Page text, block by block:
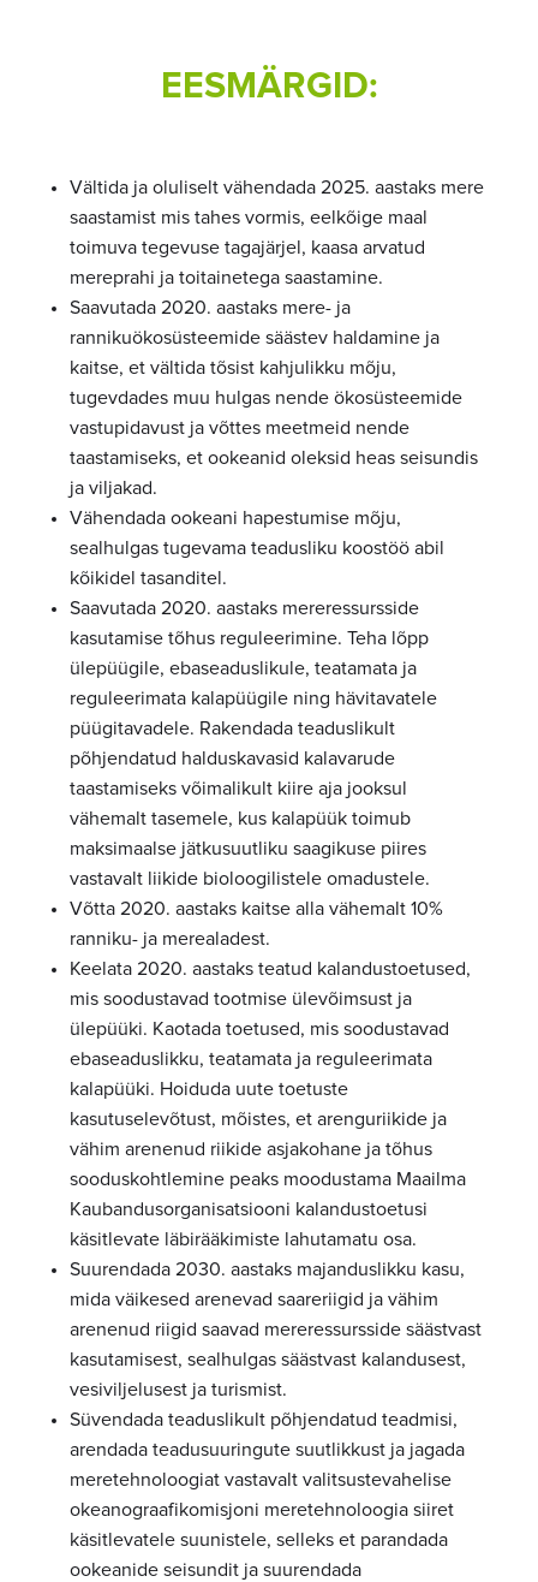
EESMÄRGID:
Vältida ja oluliselt vähendada 2025. aastaks mere
saastamist mis tahes vormis, eelkõige maal
toimuva tegevuse tagajärjel, kaasa arvatud
mereprahi ja toitainetega saastamine.
Saavutada 2020. aastaks mere- ja
rannikuökosüsteemide säästev haldamine ja
kaitse, et vältida tõsist kahjulikku mõju,
tugevdades muu hulgas nende ökosüsteemide
vastupidavust ja võttes meetmeid nende
taastamiseks, et ookeanid oleksid heas seisundis
ja viljakad.
Vähendada ookeani hapestumise mõju,
sealhulgas tugevama teadusliku koostöö abil
kõikidel tasanditel.
Saavutada 2020. aastaks mereressursside
kasutamise tõhus reguleerimine. Teha lõpp
ülepüügile, ebaseaduslikule, teatamata ja
reguleerimata kalapüügile ning hävitavatele
püügitavadele. Rakendada teaduslikult
põhjendatud halduskavasid kalavarude
taastamiseks võimalikult kiire aja jooksul
vähemalt tasemele, kus kalapüük toimub
maksimaalse jätkusuutliku saagikuse piires
vastavalt liikide bioloogilistele omadustele.
Võtta 2020. aastaks kaitse alla vähemalt 10%
ranniku- ja merealadest.
Keelata 2020. aastaks teatud kalandustoetused,
mis soodustavad tootmise ülevõimsust ja
ülepüüki. Kaotada toetused, mis soodustavad
ebaseaduslikku, teatamata ja reguleerimata
kalapüüki. Hoiduda uute toetuste
kasutuselevõtust, mõistes, et arenguriikide ja
vähim arenenud riikide asjakohane ja tõhus
sooduskohtlemine peaks moodustama Maailma
Kaubandusorganisatsiooni kalandustoetusi
käsitlevate läbirääkimiste lahutamatu osa.
Suurendada 2030. aastaks majanduslikku kasu,
mida väikesed arenevad saareriigid ja vähim
arenenud riigid saavad mereressursside säästvast
kasutamisest, sealhulgas säästvast kalandusest,
vesiviljelusest ja turismist.
Süvendada teaduslikult põhjendatud teadmisi,
arendada teadusuuringute suutlikkust ja jagada
meretehnoloogiat vastavalt valitsustevahelise
okeanograafikomisjoni meretehnoloogia siiret
käsitlevatele suunistele, selleks et parandada
ookeanide seisundit ja suurendada